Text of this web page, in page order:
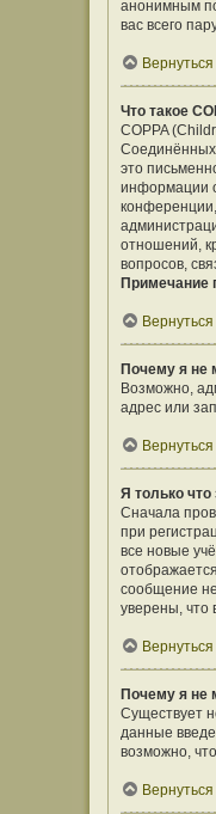
анонимным
вас всего
Что такое
COPPA
Соединённых
это
информации
отношений,
вопросов,
Примечание
Почему я не
Возможно,
адрес или
Я только что
Сначала
при
все новые
сообщение
уверены, что
Почему я не
Существует
данные
возможно,